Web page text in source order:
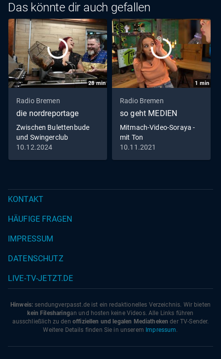
Das könnte dir auch gefallen
28min
Radio Bremen
die nordreportage
Zwischen Bulettenbude
und Swingerclub
10.12.2024
1 min
Radio Bremen
so geht MEDIEN
Mitmach-Video-Soraya -
mit Ton
10.11.2021
KONTAKT
HÄUFIGE FRAGEN
IMPRESSUM
DATENSCHUTZ
LIVE-TV-JETZT.DE
Hinweis: sendungverpasst.de ist ein redaktionelles Verzeichnis. Wir bieten
kein Filesharingan und hosten keine Videos. Alle Links führen
ausschließlich zu den offiziellen und legalen Mediatheken der TV-Sender.
Weitere Details finden Sie in unserem Impressum.